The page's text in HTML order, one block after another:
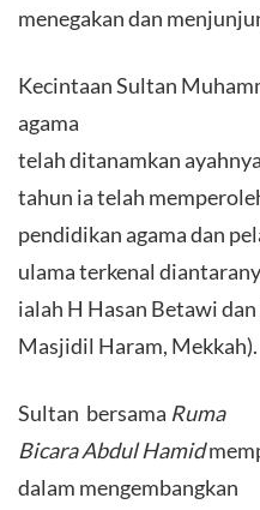
menegakan dan
Kecintaan Sultan
agama
telah ditanamkan
tahun ia telah
pendidikan agama dan
ulama terkenal
ialah H Hasan Betawi
Masjidil Haram, Mekkah).
Sultan bersama Ruma
Bicara Abdul Hamid
dalam mengembangkan